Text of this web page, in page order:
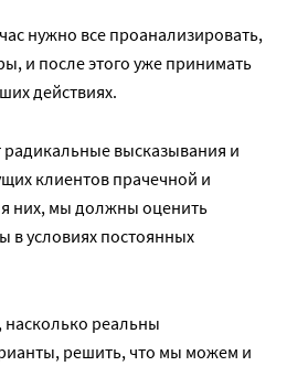
нужно все проанализировать,
и после этого уже принимать
действиях.
радикальные высказывания и
клиентов прачечной и
них, мы должны оценить
в условиях постоянных
реальны
решить, что мы можем и